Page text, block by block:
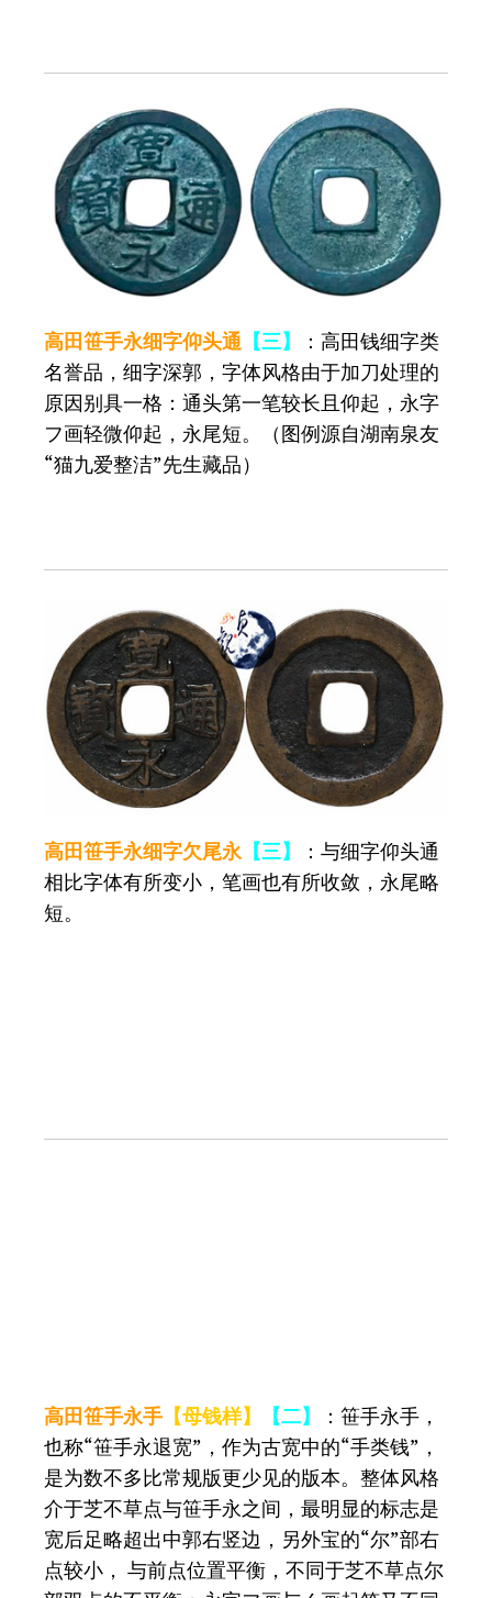
高田笹手永细字仰头通 【三】
：高田钱细字类
名誉品，细字深郭，字体风格由于加刀处理的
原因别具一格：通头第一笔较长且仰起，永字
フ画轻微仰起，永尾短。（图例源自湖南泉友
“猫九爱整洁”先生藏品）
高田笹手永细字欠尾永【三】
：与细字仰头通
相比字体有所变小，笔画也有所收敛，永尾略
短。
高田笹手永手 【母钱样】 【二】
：笹手永手，
也称“笹手永退宽”，作为古宽中的“手类钱”，
是为数不多比常规版更少见的版本。整体风格
介于芝不草点与笹手永之间，最明显的标志是
宽后足略超出中郭右竖边，另外宝的“尔”部右
点较小， 与前点位置平衡，不同于芝不草点尔